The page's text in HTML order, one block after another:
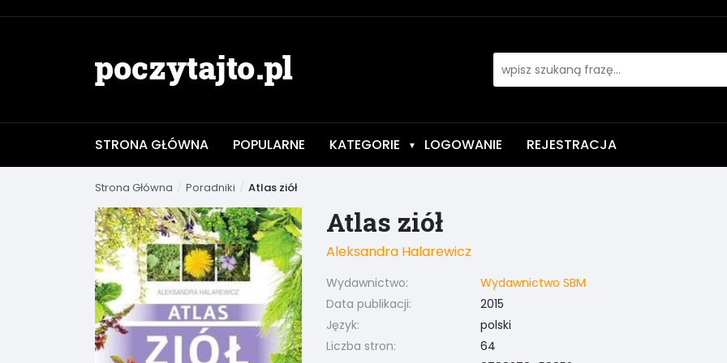
STRONA GŁÓWNA POPULARNE KATEGORIE ▼ LOGOWANIE REJESTRACJA
Strona Główna Poradniki Atlas ziół
Atlas ziół
Aleksandra Halarewicz
Wydawnictwo:
Wydawnictwo SBM
Data publikacji:
2015
Język:
polski
Liczba stron:
64